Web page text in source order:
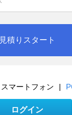
見積りスタート
スマートフォン |
ログイン